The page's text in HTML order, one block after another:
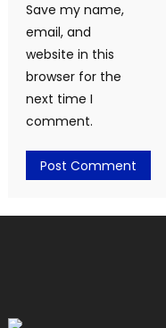
Save my name,
email, and
website in this
browser for the
next time I
comment.